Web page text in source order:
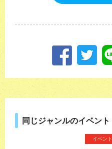
同じジャンルのイベント
イベント